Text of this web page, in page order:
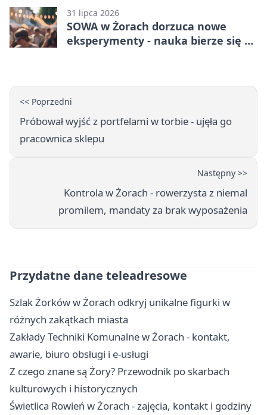
31 lipca 2026
SOWA w Żorach dorzuca nowe
eksperymenty - nauka bierze się tu
<< Poprzedni
Próbował wyjść z portfelami w torbie - ujęła go
pracownica sklepu
Następny >>
Kontrola w Żorach - rowerzysta z niemal
promilem, mandaty za brak wyposażenia
Przydatne dane teleadresowe
Szlak Żorków w Żorach odkryj unikalne figurki w
różnych zakątkach miasta
Zakłady Techniki Komunalne w Żorach - kontakt,
awarie, biuro obsługi i e-usługi
Z czego znane są Żory? Przewodnik po skarbach
kulturowych i historycznych
Świetlica Rowień w Żorach - zajęcia, kontakt i godziny